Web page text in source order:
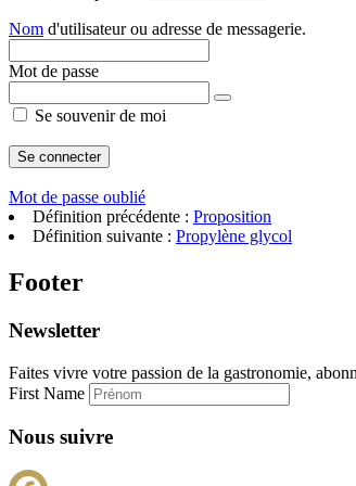
Nom d'utilisateur ou adresse de messagerie.
Mot de passe
Se souvenir de moi
Mot de passe oublié
Définition précédente : Proposition
Définition suivante : Propylène glycol
Footer
Newsletter
Faites vivre votre passion de la gastronomie,
First Name
Nous suivre